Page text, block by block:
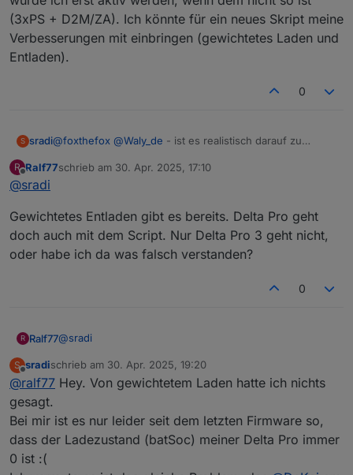
(3xPS + D2M/ZA). Ich könnte für ein neues Skript meine
Verbesserungen mit einbringen (gewichtetes Laden und
Entladen).
0
S sradi@foxthefox @Waly_de - ist es realistisch darauf zu
Zukunft das Schnittstellenproblem mit der Delta Pro und
Für mich wäre das Auslesen von Protobuf-Messages
:)
VG, Stefan
R
Offline
Ralf77schrieb am 30. Apr. 2025, 17:10
zuletzt editiert von
@sradi
Gewichtetes Entladen gibt es bereits. Delta Pro geht
doch auch mit dem Script. Nur Delta Pro 3 geht nicht,
oder habe ich da was falsch verstanden?
0
R Ralf77@sradi
Gewichtetes Entladen gibt es bereits. Delta Pro geht
doch auch mit dem Script. Nur Delta Pro 3 geht nicht,
S
Offline
sradischrieb am 30. Apr. 2025, 19:20
zuletzt editiert von
@ralf77 Hey. Von gewichtetem Laden hatte ich nichts
gesagt.
Bei mir ist es nur leider seit dem letzten Firmware so,
dass der Ladezustand (batSoc) meiner Delta Pro immer
0 ist :(